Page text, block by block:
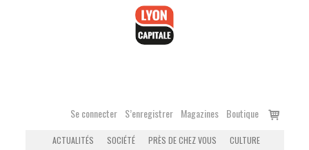
Se connecter S’enregistrer Magazines Boutique
Voir
ACTUALITÉS SOCIÉTÉ PRÈS DE CHEZ VOUS
CULTURE